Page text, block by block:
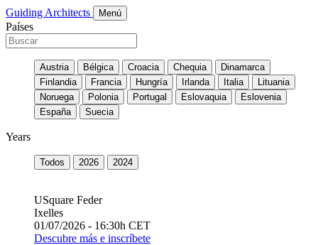
Guiding Architects Menú
Países
Austria Bélgica Croacia Chequia
Dinamarca
Finlandia
Francia Hungría Irlanda Italia
Lituania
Noruega
Polonia Portugal Eslovaquia
Eslovenia
España
Suecia
Years
Todos 2026 2024
USquare Feder
Ixelles
01/07/2026 - 16:30h CET
Descubre más e inscríbete